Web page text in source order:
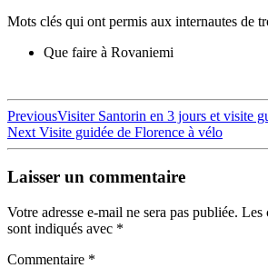
Mots clés qui ont permis aux internautes de
Que faire à Rovaniemi
Navigation
de
l’article
PreviousPrevious
post:
Visiter Santorin en 3 jours et visite
Next Next
post:
Visite guidée de Florence à vélo
Laisser un commentaire
Votre adresse e-mail ne sera pas publiée. Les
sont indiqués avec *
Commentaire *